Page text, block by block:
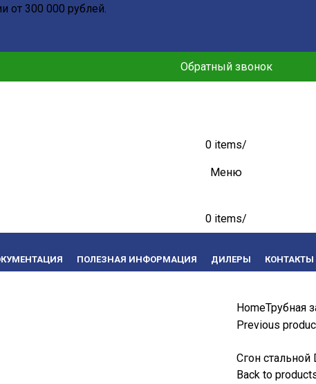
от 300 000 рублей.
Обратный звонок
0 items/
Меню
0 items/
ПОЛЕЗНАЯ ИНФОРМАЦИЯ ДИЛЕРЫ КОНТАКТЫ
HomeТрубная
Previous
Сгон стальной
Back to